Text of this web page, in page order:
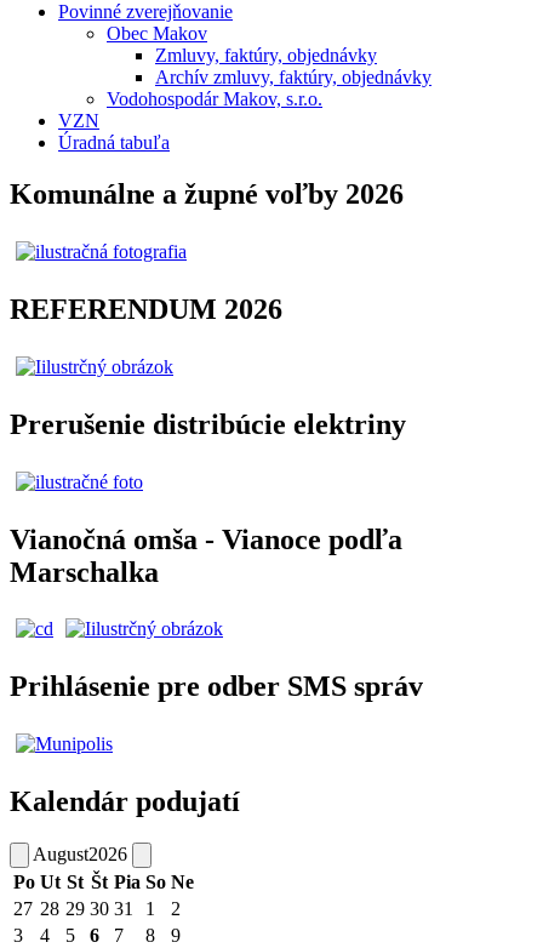
Povinné zverejňovanie
Obec Makov
Zmluvy, faktúry, objednávky
Archív zmluvy, faktúry, objednávky
Vodohospodár Makov, s.r.o.
VZN
Úradná tabuľa
Komunálne a župné voľby 2026
REFERENDUM 2026
Prerušenie distribúcie elektriny
Vianočná omša - Vianoce podľa
Marschalka
Prihlásenie pre odber SMS správ
Kalendár podujatí
August2026
Po Ut St Št Pia So Ne
27 28 29 30 31 1
2
3
4 5 6 7 8
9